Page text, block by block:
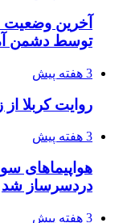
آخرین
توسط دشمن
3 هفته پیش
روایت کربلا
3 هفته پیش
هواپیماهای
دردسرساز شد
3 هفته پیش